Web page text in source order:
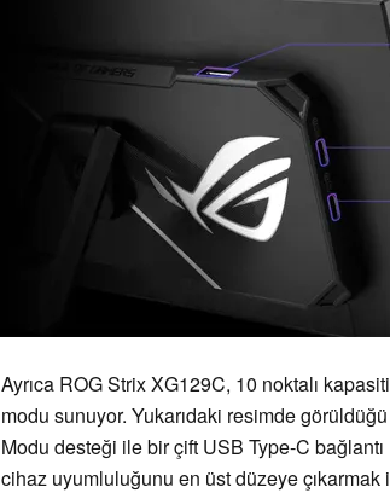
Ayrıca ROG Strix XG129C, 10 noktalı
modu sunuyor. Yukarıdaki resimde
Modu desteği ile bir çift USB Type-C bağlantı
cihaz uyumluluğunu en üst düzeye çıkarmak